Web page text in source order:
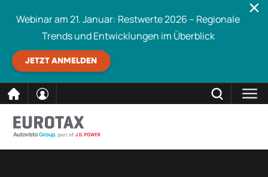
Webinar am 21. Januar: Restwerte 2026 – Regionale
Trends und Entwicklungen im Überblick
JETZT ANMELDEN